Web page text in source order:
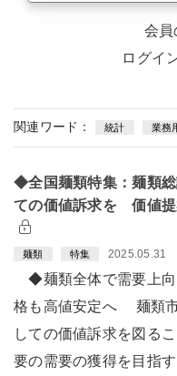
会員
ログイ
関連ワード： 統計 業務
◆全国麺類特集：麺類総
ての価値訴求を 価値提
麺類 特集 2025.05.31
◆麺類全体で需要上
格も高値安定へ 麺類
しての価値訴求を図る
要の需要の獲得を目指